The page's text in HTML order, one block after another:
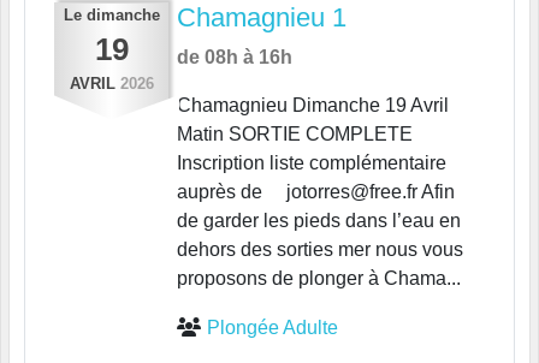
Le dimanche
19
AVRIL 2026
Chamagnieu 1
de 08h à 16h
Chamagnieu Dimanche 19 Avril
Matin SORTIE COMPLETE
Inscription liste complémentaire
auprès de jotorres@free.fr Afin
de garder les pieds dans l’eau en
dehors des sorties mer nous vous
proposons de plonger à Chama...
Plongée Adulte